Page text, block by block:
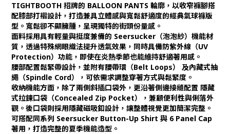
TIGHTBOOTH 招牌的 BALLOON PANTS 輪廓，以收窄褲腳搭
配膝部打褶設計，打造兼具立體感與寬鬆舒適度的經典氣球褲版
型。寬鬆卻不顯臃腫，呈現獨特的街頭份量感。
面料採用具有輕量與挺度兼備的 Seersucker（泡泡紗）機能材
質，透過特殊網眼織法提升透氣效果，同時具備防紫外線（UV
Protection）功能，即使在炎熱季節也能維持舒適著用感。
腰部配置鬆緊帶設計，並附有腰帶環（Belt Loops） 及內藏式抽
繩（Spindle Cord），可依需求調整穿著方式與鬆緊度。
收納機能方面，除了兩側斜插口袋外，更沿著側邊接縫配置 隱藏
式拉鍊口袋（Concealed Zip Pocket），兼顧便利性與俐落外
觀。後口袋則採用隱藏磁吸釦設計，讓整體視覺更加簡潔完整。
可搭配同系列 Seersucker Button-Up Shirt 與 6 Panel Cap
著用，打造完整的夏季機能造型。